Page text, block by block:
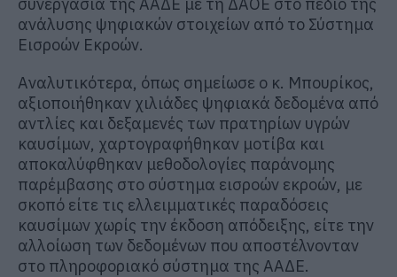
ανάλυσης ψηφιακών στοιχείων από το Σύστημα
Εισροών Εκροών.
Αναλυτικότερα, όπως σημείωσε ο κ. Μπουρίκος,
αξιοποιήθηκαν χιλιάδες ψηφιακά δεδομένα από
αντλίες και δεξαμενές των πρατηρίων υγρών
καυσίμων, χαρτογραφήθηκαν μοτίβα και
αποκαλύφθηκαν μεθοδολογίες παράνομης
παρέμβασης στο σύστημα εισροών εκροών, με
σκοπό είτε τις ελλειμματικές παραδόσεις
καυσίμων χωρίς την έκδοση απόδειξης, είτε την
αλλοίωση των δεδομένων που αποστέλνονταν
στο πληροφοριακό σύστημα της ΑΑΔΕ.